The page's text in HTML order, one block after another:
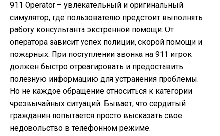
911 Operator – увлекательный и оригинальный
симулятор, где пользователю предстоит выполнять
работу консультанта экстренной помощи. От
оператора зависит успех полиции, скорой помощи и
пожарных. При поступлении звонка на 911 игрок
должен быстро отреагировать и предоставить
полезную информацию для устранения проблемы.
Но не каждое обращение относиться к категории
чрезвычайных ситуаций. Бывает, что сердитый
гражданин попытается просто высказать свое
недовольство в телефонном режиме.